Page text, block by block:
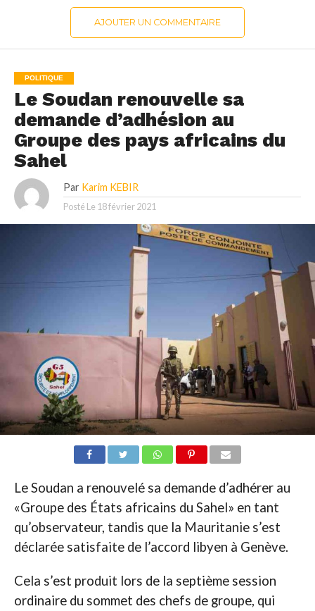
AJOUTER UN COMMENTAIRE
POLITIQUE
Le Soudan renouvelle sa
demande d’adhésion au
Groupe des pays africains du
Sahel
Par Karim KEBIR
Posté Le 18 février 2021
Le Soudan a renouvelé sa demande d’adhérer au
«Groupe des États africains du Sahel» en tant
qu’observateur, tandis que la Mauritanie s’est
déclarée satisfaite de l’accord libyen à Genève.
Cela s’est produit lors de la septième session
ordinaire du sommet des chefs de groupe, qui